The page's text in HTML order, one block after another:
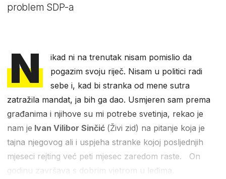
problem SDP-a
N
ikad ni na trenutak nisam pomislio da
pogazim svoju riječ. Nisam u politici radi
sebe i, kad bi stranka od mene sutra
zatražila mandat, ja bih ga dao. Usmjeren sam prema
građanima i njihove su mi potrebe svetinja, rekao je
nam je Ivan Vilibor Sinčić (Živi zid) na pitanje koja je
tajna njegovog ali i uspjeha stranke kojoj posljednjih
mjeseci rejting već peti mjesec zaredom raste. On
godinu završava s dobrim vjetrom u leđima.